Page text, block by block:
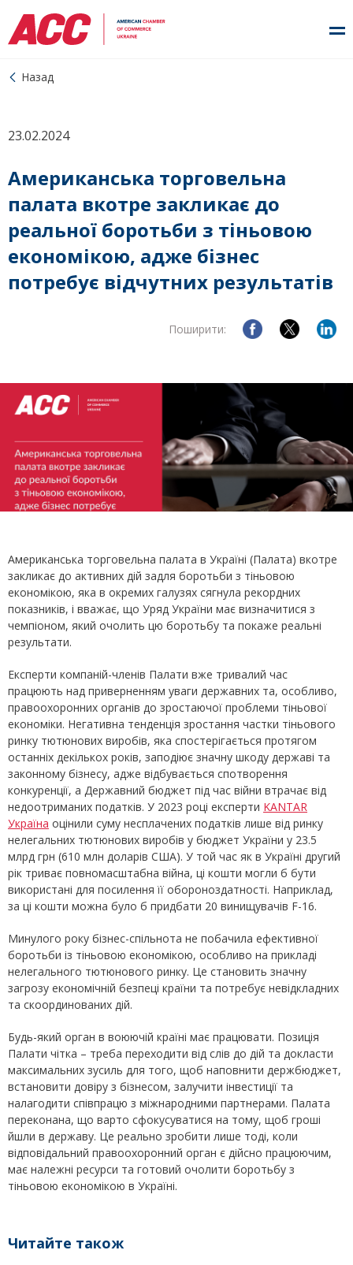
Назад
23.02.2024
Американська торговельна
палата вкотре закликає до
реальної боротьби з тіньовою
економікою, адже бізнес
потребує відчутних результатів
Поширити:
Американська торговельна палата в Україні (Палата) вкотре
закликає до активних дій задля боротьби з тіньовою
економікою, яка в окремих галузях сягнула рекордних
показників, і вважає, що Уряд України має визначитися з
чемпіоном, який очолить цю боротьбу та покаже реальні
результати.
Експерти компаній-членів Палати вже тривалий час
працюють над приверненням уваги державних та, особливо,
правоохоронних органів до зростаючої проблеми тіньової
економіки. Негативна тенденція зростання частки тіньового
ринку тютюнових виробів, яка спостерігається протягом
останніх декількох років, заподіює значну шкоду державі та
законному бізнесу, адже відбувається спотворення
конкуренції, а Державний бюджет під час війни втрачає від
недоотриманих податків. У 2023 році експерти KANTAR
Україна оцінили суму несплачених податків лише від ринку
нелегальних тютюнових виробів у бюджет України у 23.5
млрд грн (610 млн доларів США). У той час як в Україні другий
рік триває повномасштабна війна, ці кошти могли б бути
використані для посилення її обороноздатності. Наприклад,
за ці кошти можна було б придбати 20 винищувачів F-16.
Минулого року бізнес-спільнота не побачила ефективної
боротьби із тіньовою економікою, особливо на прикладі
нелегального тютюнового ринку. Це становить значну
загрозу економічній безпеці країни та потребує невідкладних
та скоординованих дій.
Будь-який орган в воюючій країні має працювати. Позиція
Палати чітка – треба переходити від слів до дій та докласти
максимальних зусиль для того, щоб наповнити держбюджет,
встановити довіру з бізнесом, залучити інвестиції та
налагодити співпрацю з міжнародними партнерами. Палата
переконана, що варто сфокусуватися на тому, щоб гроші
йшли в державу. Це реально зробити лише тоді, коли
відповідальний правоохоронний орган є дійсно працюючим,
має належні ресурси та готовий очолити боротьбу з
тіньовою економікою в Україні.
Читайте також